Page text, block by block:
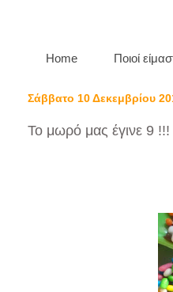
Home Ποιοί
Σάββατο 10 Δεκεμβρίου
Το μωρό μας έγινε 9 !!!